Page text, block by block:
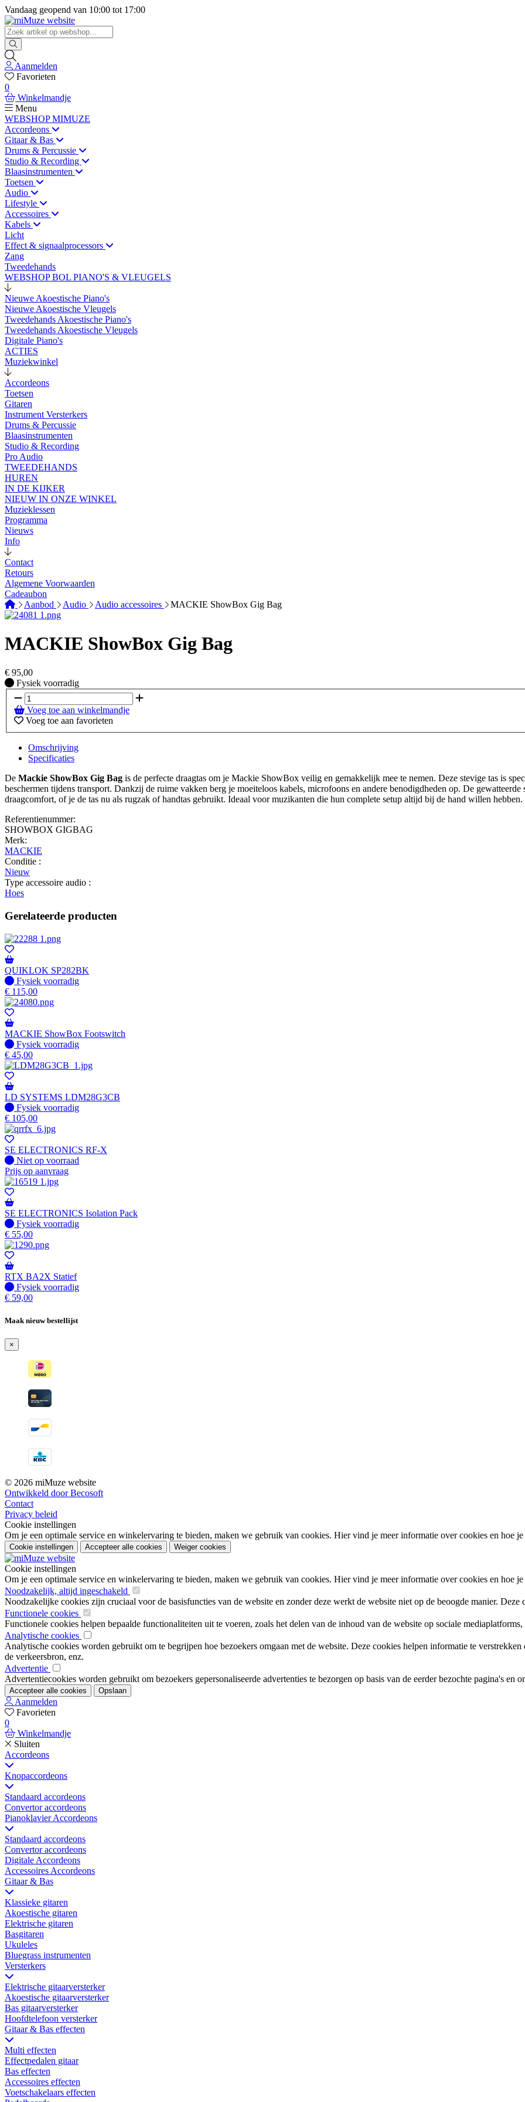
Vandaag geopend van 10:00 tot 17:00
Aanmelden
Favorieten
0
Winkelmandje
Menu
WEBSHOP MIMUZE
Accordeons
Gitaar & Bas
Drums & Percussie
Studio & Recording
Blaasinstrumenten
Toetsen
Audio
Lifestyle
Accessoires
Kabels
Licht
Effect & signaalprocessors
Zang
Tweedehands
WEBSHOP BOL PIANO'S & VLEUGELS
Nieuwe Akoestische Piano's
Nieuwe Akoestische Vleugels
Tweedehands Akoestische Piano's
Tweedehands Akoestische Vleugels
Digitale Piano's
ACTIES
Muziekwinkel
Accordeons
Toetsen
Gitaren
Instrument Versterkers
Drums & Percussie
Blaasinstrumenten
Studio & Recording
Pro Audio
TWEEDEHANDS
HUREN
IN DE KIJKER
NIEUW IN ONZE WINKEL
Muzieklessen
Programma
Nieuws
Info
Contact
Retours
Algemene Voorwaarden
Cadeaubon
Aanbod
Audio Audio accessoires MACKIE ShowBox Gig Bag
MACKIE ShowBox Gig Bag
€ 95,00
Fysiek voorradig
Fysiek voorradig
Voeg toe aan winkelmandje
Voeg toe aan favorieten
Omschrijving
Specificaties
De Mackie ShowBox Gig Bag is de perfecte draagtas om je Mackie ShowBox veilig en gemakkelijk mee te nemen. Deze stevige tas is
beschermen tijdens transport. Dankzij de ruime vakken berg je moeiteloos kabels, microfoons en andere benodigdheden op. De
draagcomfort, of je de tas nu als rugzak of handtas gebruikt. Ideaal voor muzikanten die hun complete setup altijd bij de hand willen hebben.
Referentienummer:
SHOWBOX GIGBAG
Merk:
MACKIE
Conditie :
Nieuw
Type accessoire audio :
Hoes
Gerelateerde producten
QUIKLOK SP282BK
Fysiek voorradig
Fysiek voorradig
€ 115,00
MACKIE ShowBox Footswitch
Fysiek voorradig
Fysiek voorradig
€ 45,00
LD SYSTEMS LDM28G3CB
Fysiek voorradig
Fysiek voorradig
€ 105,00
SE ELECTRONICS RF-X
Fysiek voorradig
Niet op voorraad
Prijs op aanvraag
SE ELECTRONICS Isolation Pack
Fysiek voorradig
Fysiek voorradig
€ 55,00
RTX BA2X Statief
Fysiek voorradig
Fysiek voorradig
€ 59,00
Maak nieuw bestellijst
×
© 2026 miMuze website
Ontwikkeld door Becosoft
Contact
Privacy beleid
Cookie instellingen
Om je een optimale service en winkelervaring te bieden, maken we gebruik van cookies. Hier vind je meer informatie over cookies en hoe
Cookie instellingen Accepteer alle cookies Weiger cookies
Cookie instellingen
Om je een optimale service en winkelervaring te bieden, maken we gebruik van cookies. Hier vind je meer informatie over cookies en hoe
Noodzakelijk, altijd ingeschakeld
Noodzakelijke cookies zijn cruciaal voor de basisfuncties van de website en zonder deze werkt de website niet op de beoogde manier.
Functionele cookies
Functionele cookies helpen bepaalde functionaliteiten uit te voeren, zoals het delen van de inhoud van de website op sociale
Analytische cookies
Analytische cookies worden gebruikt om te begrijpen hoe bezoekers omgaan met de website. Deze cookies helpen informatie te verstrekken
de verkeersbron, enz.
Advertentie
Advertentiecookies worden gebruikt om bezoekers gepersonaliseerde advertenties te bezorgen op basis van de eerder bezochte pagina's en
Accepteer alle cookies Opslaan
Aanmelden
Favorieten
0
Winkelmandje
Sluiten
Accordeons
Knopaccordeons
Standaard accordeons
Convertor accordeons
Pianoklavier Accordeons
Standaard accordeons
Convertor accordeons
Digitale Accordeons
Accessoires Accordeons
Gitaar & Bas
Klassieke gitaren
Akoestische gitaren
Elektrische gitaren
Basgitaren
Ukuleles
Bluegrass instrumenten
Versterkers
Elektrische gitaarversterker
Akoestische gitaarversterker
Bas gitaarversterker
Hoofdtelefoon versterker
Gitaar & Bas effecten
Multi effecten
Effectpedalen gitaar
Bas effecten
Accessoires effecten
Voetschakelaars effecten